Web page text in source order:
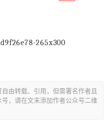
自由转载、引用，但需署名作者且
，请在文末添加作者公众号二维